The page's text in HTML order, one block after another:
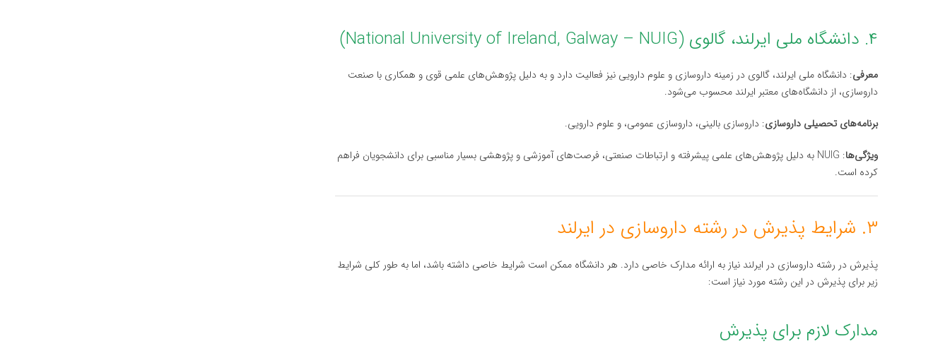
۴. دانشگاه ملی ایرلند، گالوی (National University of Ireland, Galway – NUIG)
معرفی: دانشگاه ملی ایرلند، گالوی در زمینه داروسازی و علوم دارویی نیز فعالیت دارد و به دلیل پژوهش‌های علمی قوی و همکاری با صنعت
داروسازی، از دانشگاه‌های معتبر ایرلند محسوب می‌شود.
برنامه‌های تحصیلی داروسازی: داروسازی بالینی، داروسازی عمومی، و علوم دارویی.
ویژگی‌ها
: NUIG به دلیل پژوهش‌های علمی پیشرفته و ارتباطات صنعتی، فرصت‌های آموزشی و پژوهشی بسیار مناسبی برای دانشجویان فراهم
کرده است.
۳. شرایط پذیرش در رشته داروسازی در ایرلند
پذیرش در رشته داروسازی در ایرلند نیاز به ارائه مدارک خاصی دارد. هر دانشگاه ممکن است شرایط خاصی داشته باشد، اما به طور کلی شرایط
زیر برای پذیرش در این رشته مورد نیاز است:
مدارک لازم برای پذیرش